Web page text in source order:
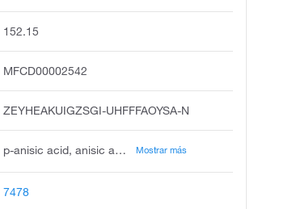
152.15
MFCD00002542
ZEYHEAKUIGZSGI-UHFFFAOYSA-N
p-anisic acid, anisic acid, p-methoxybenzoic acid, draconic acid, 4-anisic acid, benzoic acid, 4-methoxy, anisic acid, para, 4-methoxybenzoate, para-anisic acid, anisic acid, p-isomer Mostrar más
7478